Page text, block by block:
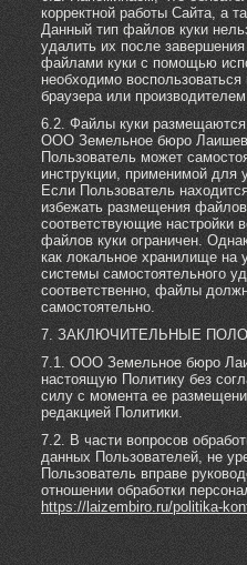
корректной работы Сайта, а
Данный тип файлов куки
удалить их после
файлами куки с помощью
необходимо
браузера или
6.2. Файлы куки размещаются
ООО Земельное бюро
Пользователь может
инструкции, применимой для
Если Пользователь
избежать размещения
соответствующие настройки
файлов куки ограничен.
как локальное хранилище на
системы самостоятельного
соответственно, файлы
самостоятельно.
7. ЗАКЛЮЧИТЕЛЬНЫЕ
7.1. ООО Земельное бюро
настоящую Политику без
силу с момента ее
редакцией Политики.
7.2. В части вопросов
данных Пользователей, не
Пользователь вправе
отношении обработки
https://laizembiro.ru/politika-